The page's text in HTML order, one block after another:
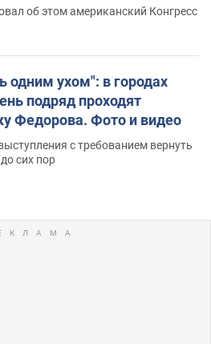
об этом американский Конгресс
ухом": в городах
подряд проходят
Федорова. Фото и видео
с требованием вернуть
сих пор